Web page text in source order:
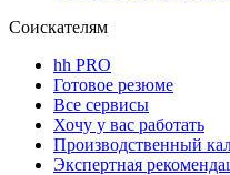
Соискателям
hh PRO
Готовое резюме
Все сервисы
Хочу у вас работать
Производственный
Экспертная